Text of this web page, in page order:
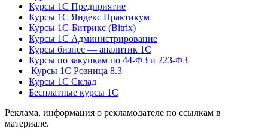
Курсы 1С Предприятие
Курсы 1С Яндекс Практикум
Курсы 1С-Битрикс (Bitrix)
Курсы 1С Администрирование
Курсы бизнес — аналитик 1С
Курсы по закупкам по 44‑ФЗ и 223‑ФЗ
Курсы 1С Розница 8.3
Курсы 1С Склад
Бесплатные курсы 1С
Реклама, информация о рекламодателе по ссылкам в
материале.